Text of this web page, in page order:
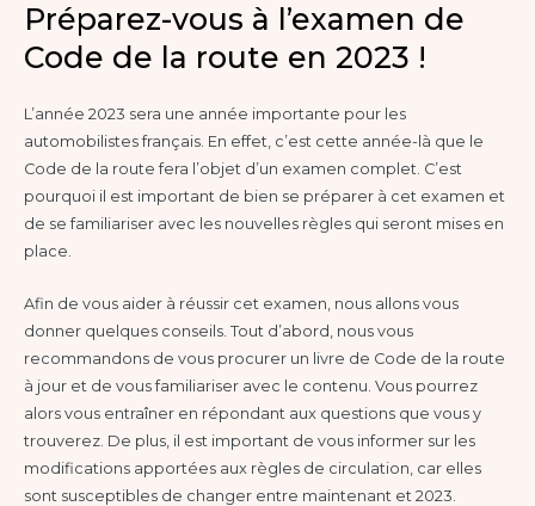
Préparez-vous à l’examen de
Code de la route en 2023 !
L’année 2023 sera une année importante pour les
automobilistes français. En effet, c’est cette année-là que le
Code de la route fera l’objet d’un examen complet. C’est
pourquoi il est important de bien se préparer à cet examen et
de se familiariser avec les nouvelles règles qui seront mises en
place.
Afin de vous aider à réussir cet examen, nous allons vous
donner quelques conseils. Tout d’abord, nous vous
recommandons de vous procurer un livre de Code de la route
à jour et de vous familiariser avec le contenu. Vous pourrez
alors vous entraîner en répondant aux questions que vous y
trouverez. De plus, il est important de vous informer sur les
modifications apportées aux règles de circulation, car elles
sont susceptibles de changer entre maintenant et 2023.